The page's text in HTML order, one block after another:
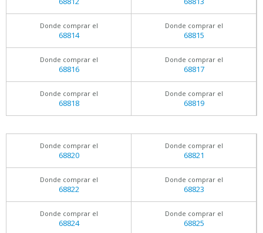
Donde comprar el
68814
Donde comprar el
68815
Donde comprar el
68816
Donde comprar el
68817
Donde comprar el
68818
Donde comprar el
68819
Donde comprar el
68820
Donde comprar el
68821
Donde comprar el
68822
Donde comprar el
68823
Donde comprar el
68824
Donde comprar el
68825